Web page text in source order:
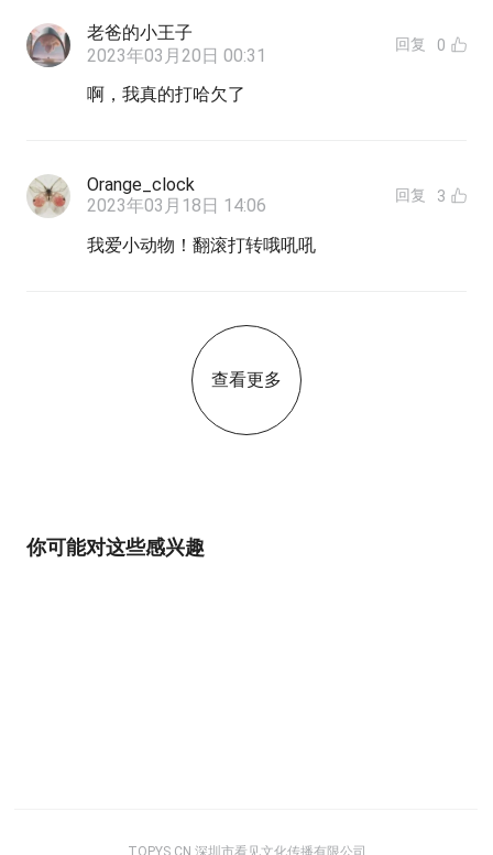
老爸的小王子
2023年03月20日 00:31
回复 0
啊，我真的打哈欠了
Orange_clock
2023年03月18日 14:06
回复 3
我爱小动物！翻滚打转哦吼吼
查看更多
你可能对这些感兴趣
TOPYS.CN 深圳市看见文化传播有限公司